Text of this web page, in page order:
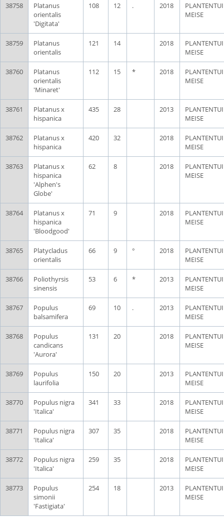
38758
Platanus
orientalis
'Digitata'
108 12 . 2018
MEISE
38759
Platanus
orientalis
121 14 2018
MEISE
38760
Platanus
orientalis
'Minaret'
112 15 * 2018
MEISE
38761
Platanus x
hispanica
435 28 2013
MEISE
38762
Platanus x
hispanica
420 32 2018
MEISE
38763
Platanus x
hispanica
'Alphen's
Globe'
62 8 2018
MEISE
38764
Platanus x
hispanica
'Bloodgood'
71 9 2018
MEISE
38765
Platycladus
orientalis
66 9 ° 2018
MEISE
38766
Poliothyrsis
sinensis
53 6 * 2013
MEISE
38767
Populus
balsamifera
69 10 . 2013
MEISE
38768
Populus
candicans
'Aurora'
131 20 2018
MEISE
38769
Populus
laurifolia
150 20 2013
MEISE
38770
Populus nigra
'Italica'
341 33 2018
MEISE
38771
Populus nigra
'Italica'
307 35 2018
MEISE
38772
Populus nigra
'Italica'
259 35 2018
MEISE
38773
Populus
simonii
'Fastigiata'
254 18 2013
MEISE